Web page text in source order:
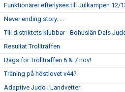
Funktionärer efterlyses till Julkampen 12/
Never ending story.....
Till distriktets klubbar - Bohuslän Dals
Resultat Trollträffen
Dags för Trollträffen 6 & 7 nov!
Träning på höstlovet v44?
Adaptive Judo i Landvetter